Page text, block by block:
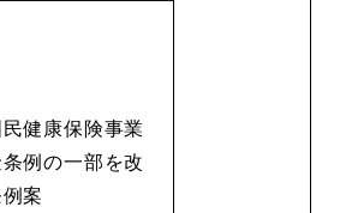
健康保険事業
例の一部を改
案